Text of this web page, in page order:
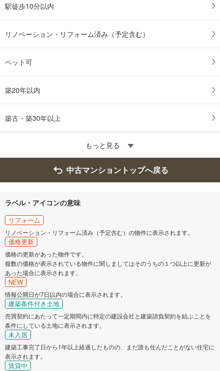
駅徒歩10分以内
リノベーション・リフォーム済み（予定含む）
ペット可
築20年以内
築古・築30年以上
もっと見る
中古マンショントップへ戻る
ラベル・アイコンの意味
リフォーム
リノベーション・リフォーム済み（予定含む）の物件に表示されます。
価格更新
価格の更新があった物件です。
複数の価格が表示されている物件に関しましてはそのうちの１つ以上に更新が
あった場合に表示されます。
NEW
情報公開日が7日以内の場合に表示されます。
建築条件付き土地
売買契約にあたって一定期間内に特定の建設会社と建築請負契約を結ぶことを
条件にしている土地に表示されます。
未入居
建築工事完了日から1年以上経過したものの、まだ誰も住んだことがない住宅に
表示されます。
賃貸中